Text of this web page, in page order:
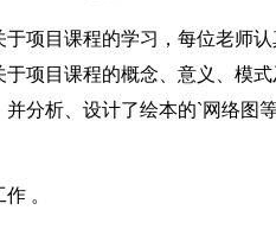
项目课程的学习，每位老师
项目课程的概念、意义、模
并分析、设计了绘本的`网络图
。